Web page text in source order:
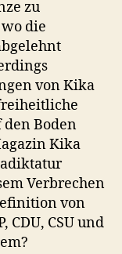
zu
die
von Kika
Boden
Kika
Verbrechen
von
CDU, CSU und